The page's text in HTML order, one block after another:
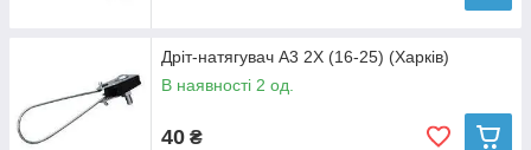
Дріт-натягувач А3 2Х (16-25) (Харків)
В наявності 2 од.
40 ₴